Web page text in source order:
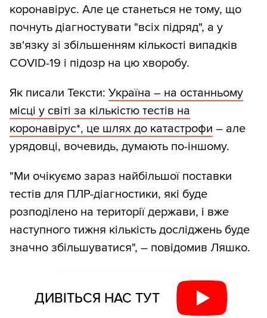
коронавірус. Але це станеться не тому, що
почнуть діагностувати "всіх підряд", а у
зв'язку зі збільшенням кількості випадків
COVID-19 і підозр на цю хворобу.
Як писали Тексти: Україна – на останньому
місці у світі за кількістю тестів на
коронавірус*, це шлях до катастрофи – але
урядовці, вочевидь, думають по-іншому.
"Ми очікуємо зараз найбільшої поставки
тестів для ПЛР-діагностики, які буде
розподілено на території держави, і вже
наступного тижня кількість досліджень буде
значно збільшуватися", – повідомив Ляшко.
ДИВІТЬСЯ НАС ТУТ